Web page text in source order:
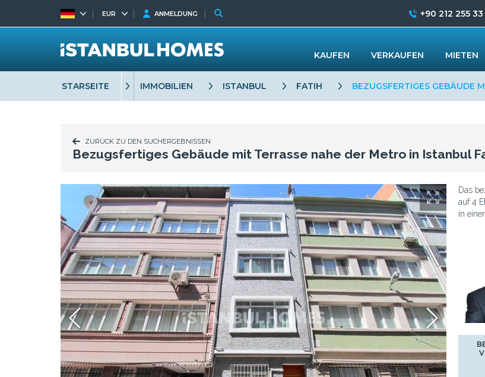
STARSEITE IMMOBILIEN ISTANBUL FATIH BEZUGSFERTIGES GEBÄUDE
ZURÜCK ZU DEN SUCHERGEBNISSEN
Bezugsfertiges Gebäude mit Terrasse nahe der Metro in Istanbul
Das
auf 4
in
Whatsapp
EUR ANMELDUNG +90 212 255 33
KAUFEN VERKAUFEN MIETEN